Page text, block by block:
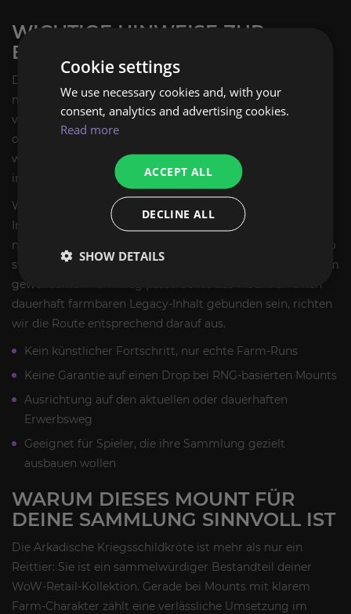
WICHTIGE HINWEISE ZUR
BESTELLUNG
Die Arkadische Kriegsschildkröte ist ein Mount mit
möglichem Zufallsfaktor. Deshalb können wir keinen Drop
versprechen und auch keine garantierte Anzahl an Runs
oder Loot-Versuchen nennen. Stattdessen konzentrieren
wir uns auf die korrekte und effiziente Bearbeitung
innerhalb des tatsächlich verfügbaren Erwerbswegs.
Wenn für den Erwerb ein bestimmter Spielcharakter, ein
Instanzzugang oder eine andere formale Voraussetzung
notwendig ist, stimmen wir die Details vorab mit dir ab. So
stellen wir sicher, dass die Umsetzung zum Mount und zum
gewünschten Farmweg passt. Sollte das Mount an einen
dauerhaft farmbaren Legacy-Inhalt gebunden sein, richten
wir die Route entsprechend darauf aus.
Kein künstlicher Fortschritt, nur echte Farm-Runs
Keine Garantie auf einen Drop bei RNG-basierten Mounts
Ausrichtung auf den aktuellen oder dauerhaften
Erwerbsweg
Geeignet für Spieler, die ihre Sammlung gezielt
ausbauen wollen
WARUM DIESES MOUNT FÜR
DEINE SAMMLUNG SINNVOLL IST
Die Arkadische Kriegsschildkröte ist mehr als nur ein
Reittier: Sie ist ein sammelwürdiger Bestandteil deiner
WoW-Retail-Kollektion. Gerade bei Mounts mit klarem
Farm-Charakter zählt eine verlässliche Umsetzung im
Cookie settings
We use necessary cookies and, with your
consent, analytics and advertising cookies.
Read more
ACCEPT ALL
DECLINE ALL
SHOW DETAILS